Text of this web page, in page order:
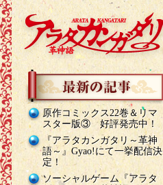
原作コミックス22巻＆リマ
スター版③ 好評発売中！
『アラタカンガタリ～革神
語～』Gyao!にて一挙配信決
定！
ソーシャルゲーム『アラタ